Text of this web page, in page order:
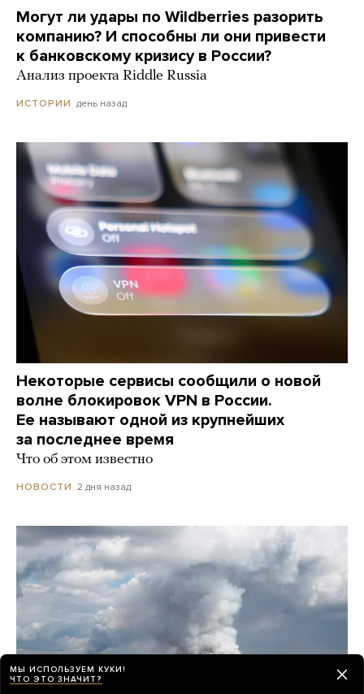
Могут ли удары по Wildberries разорить
компанию? И способны ли они привести
к банковскому кризису в России?
Анализ проекта Riddle Russia
ИСТОРИИ день назад
Некоторые сервисы сообщили о новой
волне блокировок VPN в России.
Ее называют одной из крупнейших
за последнее время
Что об этом известно
НОВОСТИ 2 дня назад
МЫ ИСПОЛЬЗУЕМ КУКИ!
ЧТО ЭТО ЗНАЧИТ?